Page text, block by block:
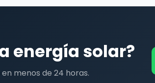
energía solar?
menos de 24 horas.